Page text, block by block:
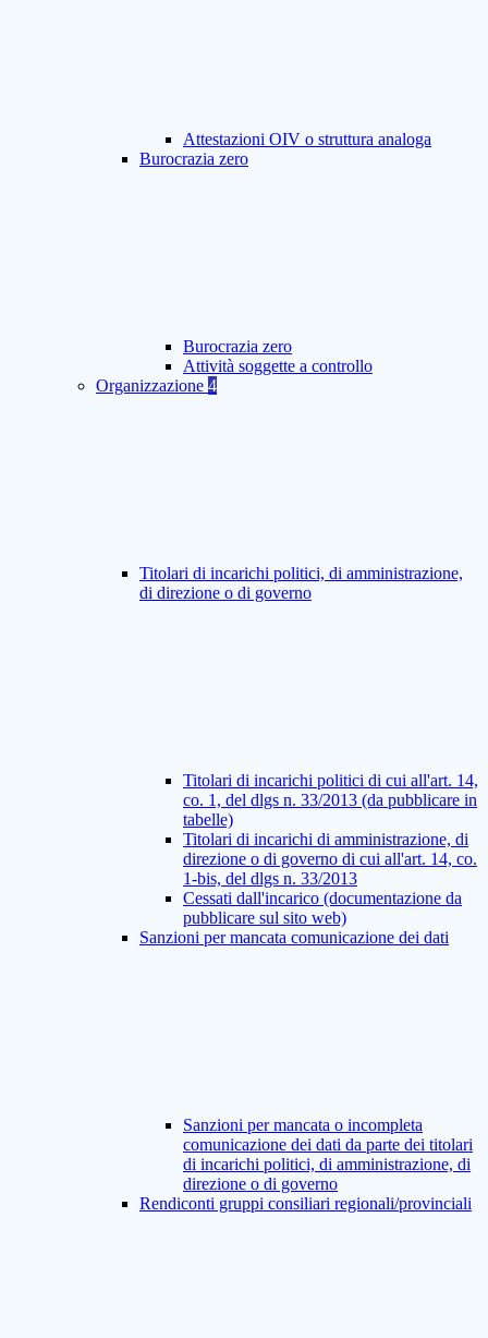
Attestazioni OIV o struttura analoga
Burocrazia zero
Burocrazia zero
Attività soggette a controllo
Organizzazione 4
Titolari di incarichi politici, di amministrazione,
di direzione o di governo
Titolari di incarichi politici di cui all'art. 14,
co. 1, del dlgs n. 33/2013 (da pubblicare in
tabelle)
Titolari di incarichi di amministrazione, di
direzione o di governo di cui all'art. 14, co.
1-bis, del dlgs n. 33/2013
Cessati dall'incarico (documentazione da
pubblicare sul sito web)
Sanzioni per mancata comunicazione dei dati
Sanzioni per mancata o incompleta
comunicazione dei dati da parte dei titolari
di incarichi politici, di amministrazione, di
direzione o di governo
Rendiconti gruppi consiliari regionali/provinciali